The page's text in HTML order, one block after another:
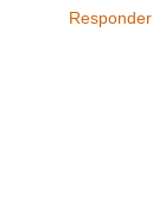
Responder